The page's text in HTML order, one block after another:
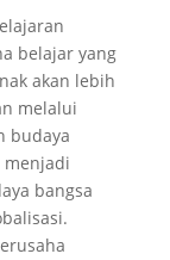
belajar yang
akan lebih
melalui
budaya
menjadi
bangsa